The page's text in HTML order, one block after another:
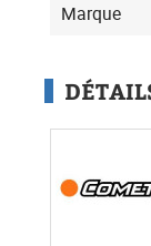
Marque